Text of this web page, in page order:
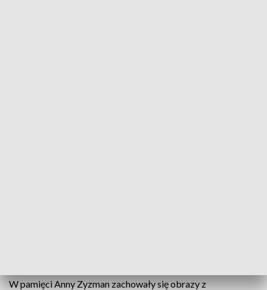
W pamięci Anny Zyzman zachowały się obrazy z